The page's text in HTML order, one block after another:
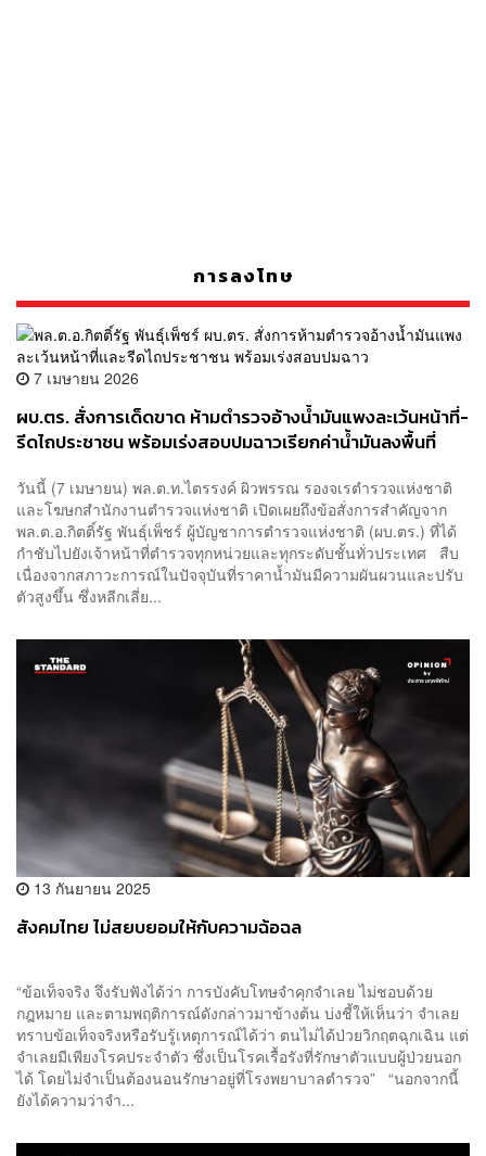
การลงโทษ
7 เมษายน 2026
ผบ.ตร. สั่งการเด็ดขาด ห้ามตำรวจอ้างน้ำมันแพงละเว้นหน้าที่-
รีดไถประชาชน พร้อมเร่งสอบปมฉาวเรียกค่าน้ำมันลงพื้นที่
วันนี้ (7 เมษายน) พล.ต.ท.ไตรรงค์ ผิวพรรณ รองจเรตำรวจแห่งชาติ
และโฆษกสำนักงานตำรวจแห่งชาติ เปิดเผยถึงข้อสั่งการสำคัญจาก
พล.ต.อ.กิตติ์รัฐ พันธุ์เพ็ชร์ ผู้บัญชาการตำรวจแห่งชาติ (ผบ.ตร.) ที่ได้
กำชับไปยังเจ้าหน้าที่ตำรวจทุกหน่วยและทุกระดับชั้นทั่วประเทศ สืบ
เนื่องจากสภาวะการณ์ในปัจจุบันที่ราคาน้ำมันมีความผันผวนและปรับ
ตัวสูงขึ้น ซึ่งหลีกเลี่ย...
13 กันยายน 2025
สังคมไทย ไม่สยบยอมให้กับความฉ้อฉล
“ข้อเท็จจริง จึงรับฟังได้ว่า การบังคับโทษจำคุกจำเลย ไม่ชอบด้วย
กฎหมาย และตามพฤติการณ์ดังกล่าวมาข้างต้น บ่งชี้ให้เห็นว่า จำเลย
ทราบข้อเท็จจริงหรือรับรู้เหตุการณ์ได้ว่า ตนไม่ได้ป่วยวิกฤตฉุกเฉิน แต่
จำเลยมีเพียงโรคประจำตัว ซึ่งเป็นโรคเรื้อรังที่รักษาตัวแบบผู้ป่วยนอก
ได้ โดยไม่จำเป็นต้องนอนรักษาอยู่ที่โรงพยาบาลตำรวจ” “นอกจากนี้
ยังได้ความว่าจำ...